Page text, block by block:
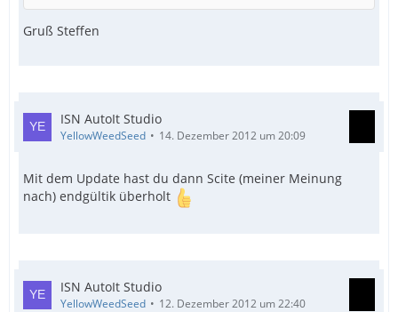
Gruß Steffen
ISN AutoIt Studio
YellowWeedSeed 14. Dezember 2012 um 20:09
Mit dem Update hast du dann Scite (meiner Meinung
nach) endgültik überholt
ISN AutoIt Studio
YellowWeedSeed 12. Dezember 2012 um 22:40